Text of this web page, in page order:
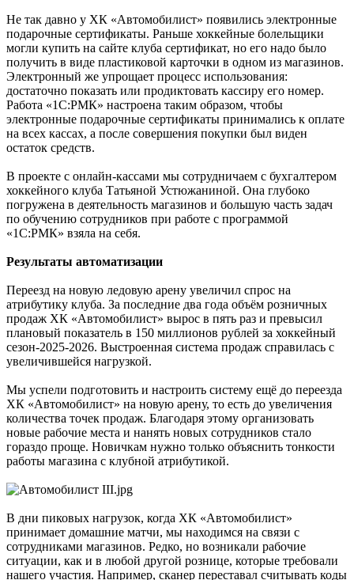
Не так давно у ХК «Автомобилист» появились электронные
подарочные сертификаты. Раньше хоккейные болельщики
могли купить на сайте клуба сертификат, но его надо было
получить в виде пластиковой карточки в одном из магазинов.
Электронный же упрощает процесс использования:
достаточно показать или продиктовать кассиру его номер.
Работа «1С:РМК» настроена таким образом, чтобы
электронные подарочные сертификаты принимались к оплате
на всех кассах, а после совершения покупки был виден
остаток средств.
В проекте с онлайн-кассами мы сотрудничаем с бухгалтером
хоккейного клуба Татьяной Устюжаниной. Она глубоко
погружена в деятельность магазинов и большую часть задач
по обучению сотрудников при работе с программой
«1С:РМК» взяла на себя.
Результаты автоматизации
Переезд на новую ледовую арену увеличил спрос на
атрибутику клуба. За последние два года объём розничных
продаж ХК «Автомобилист» вырос в пять раз и превысил
плановый показатель в 150 миллионов рублей за хоккейный
сезон-2025-2026. Выстроенная система продаж справилась с
увеличившейся нагрузкой.
Мы успели подготовить и настроить систему ещё до переезда
ХК «Автомобилист» на новую арену, то есть до увеличения
количества точек продаж. Благодаря этому организовать
новые рабочие места и нанять новых сотрудников стало
гораздо проще. Новичкам нужно только объяснить тонкости
работы магазина с клубной атрибутикой.
В дни пиковых нагрузок, когда ХК «Автомобилист»
принимает домашние матчи, мы находимся на связи с
сотрудниками магазинов. Редко, но возникали рабочие
ситуации, как и в любой другой рознице, которые требовали
нашего участия. Например, сканер переставал считывать коды